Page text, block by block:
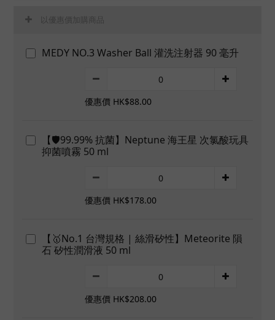
以優惠價加購商品
MEDY NO.3 Washer Ball 灌洗注射器 90 毫升
優惠價 HK$88.00
【🛡️99.99% 抗菌】Neptune 海王星 次氯酸玩具
抑菌噴霧 50 ml
優惠價 HK$178.00
【🥇No.1 台灣規格 | 絲滑矽性】Meteorite 隕
石 矽性潤滑液 50 ml
優惠價 HK$208.00